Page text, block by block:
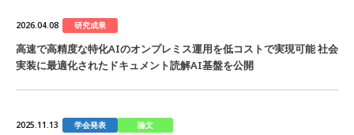
2026.04.08 研究成果
高速で高精度な特化AIのオンプレミス運用を低コストで実現可能 社会
実装に最適化されたドキュメント読解AI基盤を公開
2025.11.13 学会発表 論文